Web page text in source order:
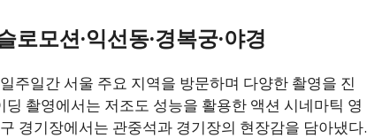
로모션·익선동·경복궁·야경
주일간 서울 주요 지역을 방문하며 다양한 촬영을 진
딩 촬영에서는 저조도 성능을 활용한 액션 시네마틱 영
경기장에서는 관중석과 경기장의 현장감을 담아냈다.